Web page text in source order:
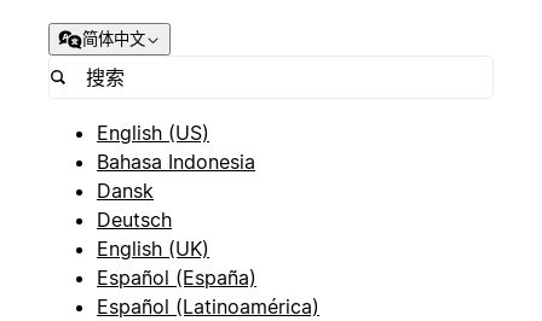
简体中文
English (US)
Bahasa Indonesia
Dansk
Deutsch
English (UK)
Español (España)
Español (Latinoamérica)